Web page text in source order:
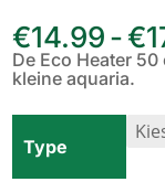
€14.99-€
De Eco Heater
kleine aquaria.
Type